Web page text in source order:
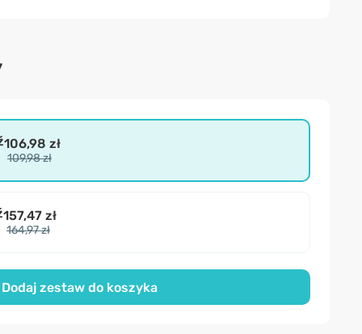
106,98 zł
109,98 zł
157,47 zł
164,97 zł
Dodaj zestaw do koszyka